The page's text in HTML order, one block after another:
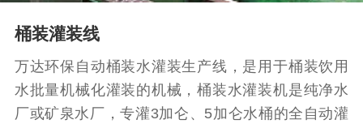
桶装灌装线
万达环保自动桶装水灌装生产线，是用于桶装饮用
水批量机械化灌装的机械，桶装水灌装机是纯净水
厂或矿泉水厂，专灌3加仑、5加仑水桶的全自动灌